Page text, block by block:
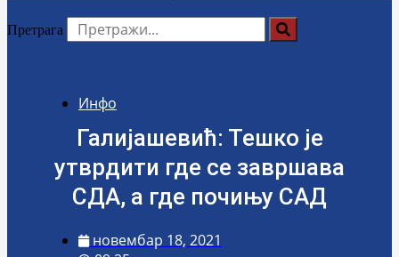
Претрага
Инфо
Галијашевић: Тешко је
утврдити где се завршава
СДА, а где почињу САД
новембар 18, 2021